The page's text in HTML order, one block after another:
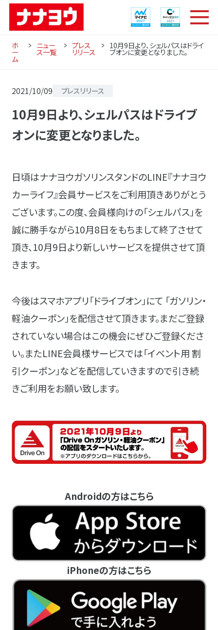
ホ
ー
ム
ニュー
ス一覧
プレス
リリース
10月9日より、シェルパスはドライ
ブオンに変更となりました。
2021/10/09 プレスリリース
10月9日より、シェルパスはドライブ
オンに変更となりました。
日頃はナナヨウガソリンスタンドのLINE『ナナヨウ
カーライフ』会員サービスをご利用頂きありがとう
ございます。この度、会員様向けの「シェルパス」を
誠に勝手ながら10月8日をもちまして終了させて
頂き、10月9日より新しいサービスを提供させて頂
きます。
今後はスマホアプリ「ドライブオン」にて 「ガソリン・
軽油クーポン」を配信させて頂きます。まだご登録
されていない場合はこの機会にぜひご登録くださ
い。またLINE会員様サービスでは「イベント用 割
引クーポン」などを配信していきますので引き続
きご利用をお願い致します。
Androidの方はこちら
iPhoneの方はこちら